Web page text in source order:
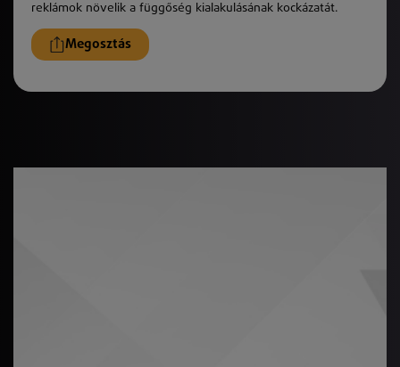
reklámok növelik a függőség kialakulásának kockázatát.
Megosztás